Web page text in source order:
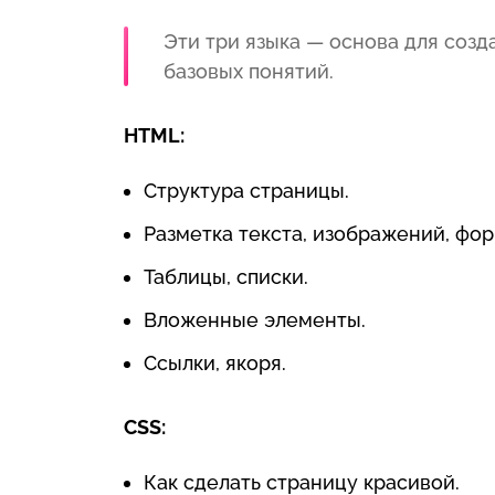
Эти три языка — основа для
базовых понятий.
HTML:
Структура страницы.
Разметка текста, изображений,
Таблицы, списки.
Вложенные элементы.
Ссылки, якоря.
CSS:
Как сделать страницу красивой.